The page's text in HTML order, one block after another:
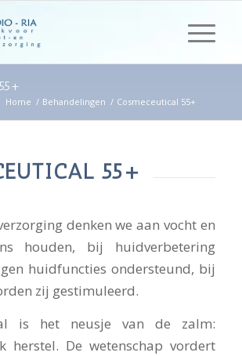
Home / Behandelingen / Cosmeceutical 55+
55+
denken we aan vocht en
houden, bij huidverbetering
huidfuncties ondersteund, bij
zij gestimuleerd.
is het neusje van de zalm:
herstel. De wetenschap vordert